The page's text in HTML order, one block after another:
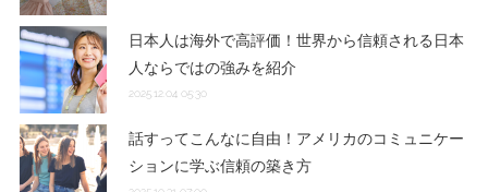
日本人は海外で高評価！世界から信頼される日本
人ならではの強みを紹介
2025.12.04 05:30
話すってこんなに自由！アメリカのコミュニケー
ションに学ぶ信頼の築き方